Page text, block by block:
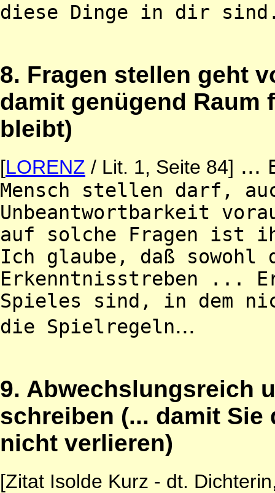
diese Dinge in dir
8. Fragen stellen geht
damit genügend Raum
bleibt)
[LORENZ / Lit. 1, Seite 84] ...
Mensch stellen darf,
Unbeantwortbarkeit
auf solche Fragen ist
Ich glaube, daß sowohl
Erkenntnisstreben ...
Spieles sind, in dem
die Spielregeln...
9. Abwechslungsreich
schreiben (... damit Sie
nicht verlieren)
[Zitat Isolde Kurz - dt.